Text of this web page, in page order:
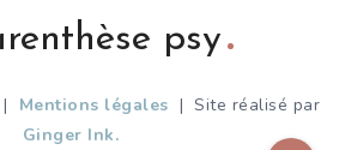
psy
Mentions légales | Site réalisé par
Ginger Ink.